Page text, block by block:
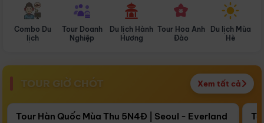
Combo Du
lịch
Tour Doanh
Nghiệp
Du lịch Hành
Hương
Tour Hoa Anh
Đào
Du lịch Mùa
Hè
TOUR GIỜ CHÓT Xem tất cả
Còn17 ngày 03:44:59
Điểm nổi bật
Tour Hàn Quốc Mùa Thu 5N4Đ | Seoul - Everland